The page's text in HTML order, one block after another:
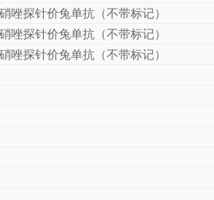
唑探针价兔单抗（不带标记）
唑探针价兔单抗（不带标记）
唑探针价兔单抗（不带标记）